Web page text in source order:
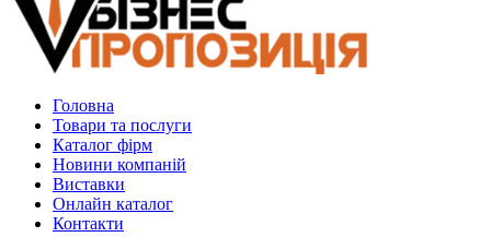
Головна
Товари та послуги
Каталог фірм
Новини компаній
Виставки
Онлайн каталог
Контакти